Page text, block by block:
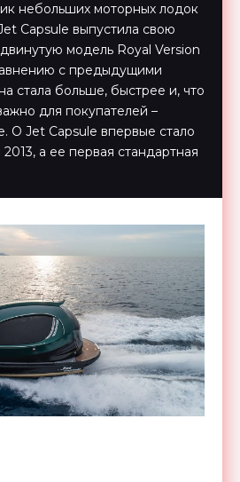
небольших моторных лодок
Capsule выпустила свою
модель Royal Version
с предыдущими
стала больше, быстрее и, что
для покупателей –
О Jet Capsule впервые стало
2013, а ее первая стандартная